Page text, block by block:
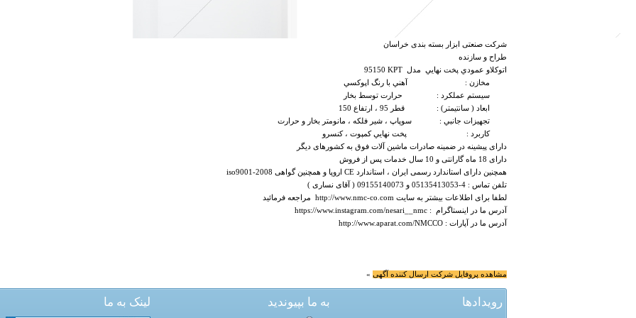
شرکت صنعتی ابزار بسته بندی خراسان
طراح و سازنده
اتوكلاو عمودي پخت نهايي مدل
KPT
95150
مخازن : آهني با رنگ اپوكسي
سيستم عملكرد : حرارت توسط بخار
ابعاد ( سانتيمتر) : قطر 95 ، ارتفاع 150
تجهيزات جانبي : سوپاپ ، شير فلكه ، مانومتر بخار و حرارت
كاربرد : پخت نهايي كمپوت ، كنسرو
دارای پیشینه در ضمینه صادرات ماشین آلات فوق به کشورهای دیگر
دارای 18 ماه گارانتی و 10 سال خدمات پس از فروش
همچنین دارای استاندارد رسمی ایران ، استاندارد CE اروپا و همچنین گواهی iso9001-2008
تلفن تماس : 4-05135413053 و 09155140073 ( آقای نساری )
لطفا برای اطلاعات بیشتر به سایت http://www.nmc-co.com مراجعه فرمائید
آدرس ما در اینستاگرام : https://www.instagram.com/nesari__nmc
آدرس ما در آپارات : http://www.aparat.com/NMCCO
مشاهده پروفایل شرکت ارسال کننده آگهی »
رویدادها به ما بپیوندید لینک به ما